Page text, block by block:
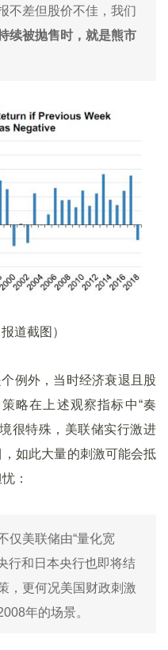
不差但股价不佳，我们
续被抛售时，就是熊市
道截图）
例外，当时经济衰退且股
略在上述观察指标中“奏
很特殊，美联储实行激进
如此大量的刺激可能会抵
：
仅美联储由“量化宽
行和日本央行也即将结
，更何况美国财政刺激
年的场景。